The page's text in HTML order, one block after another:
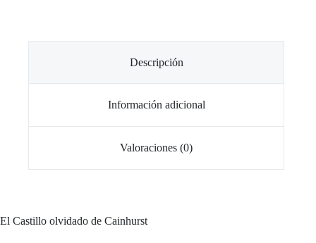
Descripción
Información adicional
Valoraciones (0)
El Castillo olvidado de Cainhurst